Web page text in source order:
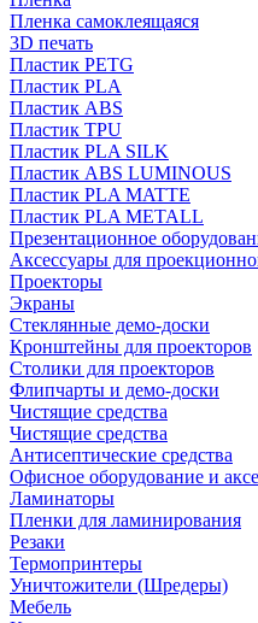
Пленка самоклеящаяся
3D печать
Пластик PETG
Пластик PLA
Пластик ABS
Пластик TPU
Пластик PLA SILK
Пластик ABS LUMINOUS
Пластик PLA MATTE
Пластик PLA METALL
Презентационное
Аксессуары для
Проекторы
Экраны
Стеклянные демо-доски
Кронштейны для проекторов
Столики для проекторов
Флипчарты и демо-доски
Чистящие средства
Чистящие средства
Антисептические средства
Офисное оборудование и
Ламинаторы
Пленки для ламинирования
Резаки
Термопринтеры
Уничтожители (Шредеры)
Мебель